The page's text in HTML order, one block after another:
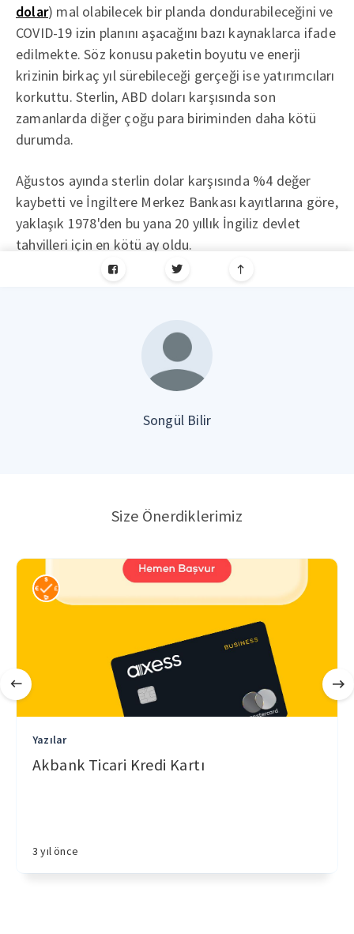
dolar) mal olabilecek bir planda dondurabileceğini ve
COVID-19 izin planını aşacağını bazı kaynaklarca ifade
edilmekte. Söz konusu paketin boyutu ve enerji
krizinin birkaç yıl sürebileceği gerçeği ise yatırımcıları
korkuttu. Sterlin, ABD doları karşısında son
zamanlarda diğer çoğu para biriminden daha kötü
durumda.
Ağustos ayında sterlin dolar karşısında %4 değer
kaybetti ve İngiltere Merkez Bankası kayıtlarına göre,
yaklaşık 1978'den bu yana 20 yıllık İngiliz devlet
tahvilleri için en kötü ay oldu.
Songül Bilir
Size Önerdiklerimiz
Yazılar
Akbank Ticari Kredi Kartı
3 yıl önce